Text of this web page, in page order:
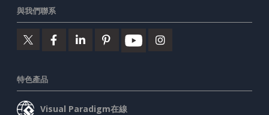
與我們聯系
特色產品
Visual Paradigm在線